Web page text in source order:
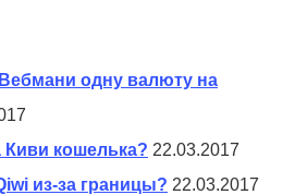
одну валюту на
Киви кошелька? 22.03.2017
из-за границы? 22.03.2017